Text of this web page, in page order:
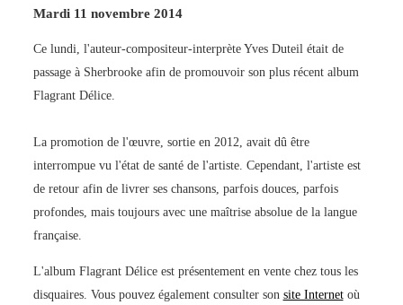
Mardi 11 novembre 2014
Ce lundi, l'auteur-compositeur-interprète Yves Duteil était de
passage à Sherbrooke afin de promouvoir son plus récent album
Flagrant Délice.
La promotion de l'œuvre, sortie en 2012, avait dû être
interrompue vu l'état de santé de l'artiste. Cependant, l'artiste est
de retour afin de livrer ses chansons, parfois douces, parfois
profondes, mais toujours avec une maîtrise absolue de la langue
française.
L'album Flagrant Délice est présentement en vente chez tous les
disquaires. Vous pouvez également consulter son site Internetoù